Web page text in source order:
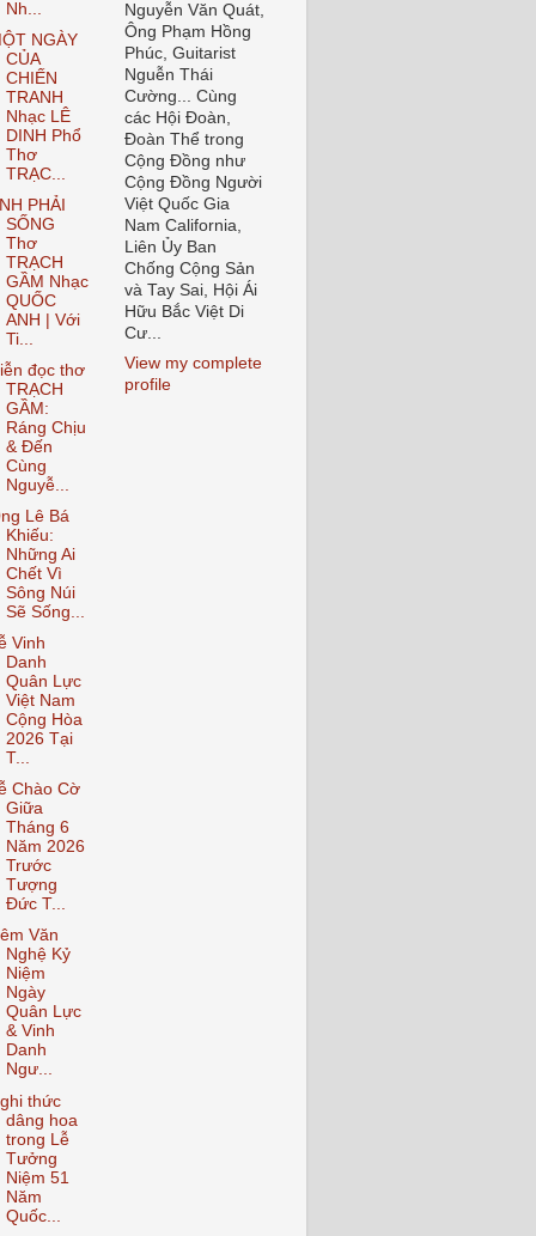
Nh...
NGÀY
CỦA
CHIẾN
TRANH
Nhạc LÊ
DINH Phổ
Thơ
TRẠC...
PHẢI
SỐNG
Thơ
TRẠCH
GẦM Nhạc
QUỐC
ANH | Với
Ti...
đọc thơ
TRẠCH
GẦM:
Ráng Chịu
& Đến
Cùng
Nguyễ...
Lê Bá
Khiếu:
Những Ai
Chết Vì
Sông Núi
Sẽ Sống...
Vinh
Danh
Quân Lực
Việt Nam
Cộng Hòa
2026 Tại
T...
Chào Cờ
Giữa
Tháng 6
Năm 2026
Trước
Tượng
Đức T...
Văn
Nghệ Kỷ
Niệm
Ngày
Quân Lực
& Vinh
Danh
Ngư...
thức
dâng hoa
trong Lễ
Tưởng
Niệm 51
Năm
Quốc...
Nguyễn Văn Quát,
Ông Phạm Hồng
Phúc, Guitarist
Nguễn Thái
Cường... Cùng
các Hội Đoàn,
Đoàn Thể trong
Cộng Đồng như
Cộng Đồng Người
Việt Quốc Gia
Nam California,
Liên Ủy Ban
Chống Cộng Sản
và Tay Sai, Hội Ái
Hữu Bắc Việt Di
Cư...
View my complete
profile